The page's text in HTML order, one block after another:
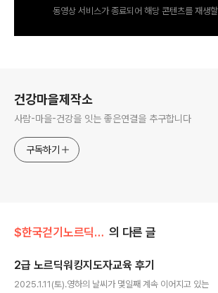
동영상 서비스가 종료되어 해당 콘텐츠를 재생
건강마을제작소
사람-마을-건강을 잇는 좋은연결을 추구합니다
구독하기
$한국걷기노르딕워킹협회 의 다른 글
2급 노르딕워킹지도자교육 후기
2025.1.11(토).영하의 날씨가 몇일째 계속 이어지고 있는